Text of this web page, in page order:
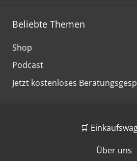
Beliebte Themen
Shop
Podcast
Jetzt kostenloses
🛒
Über uns